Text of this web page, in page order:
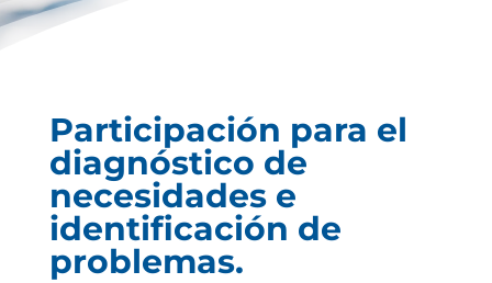
Participación para el
diagnóstico de
necesidades e
identificación de
problemas.